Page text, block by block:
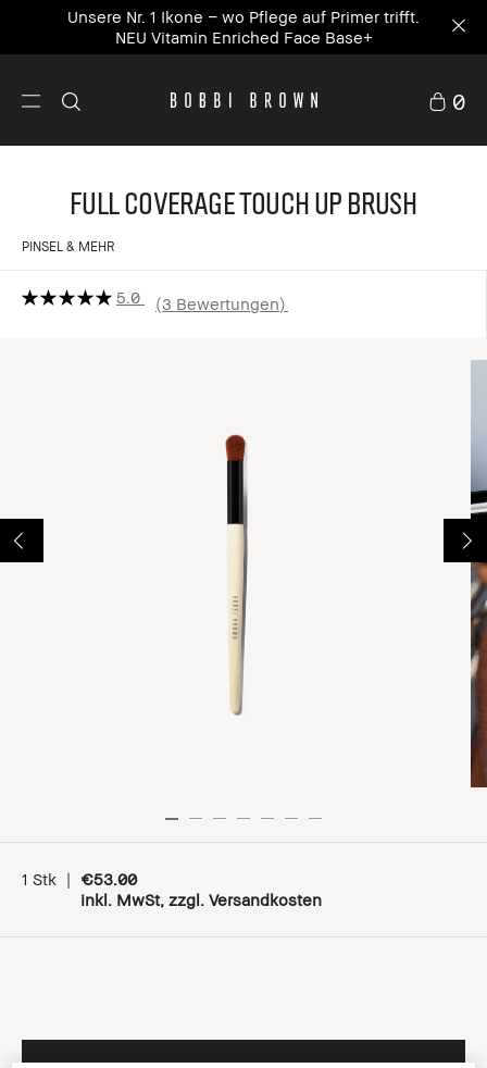
Unsere Nr. 1 Ikone – wo Pflege auf Primer trifft.
NEU Vitamin Enriched Face Base+
0
Full Coverage Touch Up Brush
PINSEL & MEHR
5.0 3 Bewertungen
1 Stk |
€53.00
inkl. MwSt, zzgl. Versandkosten